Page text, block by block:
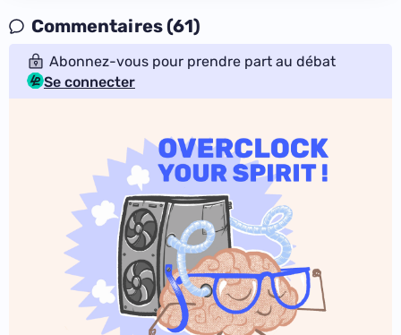
Commentaires (61)
Abonnez-vous pour prendre part au débat
Se connecter